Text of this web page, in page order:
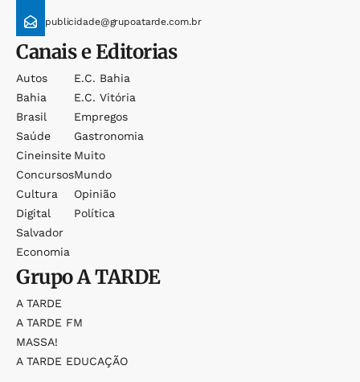
publicidade@grupoatarde.com.br
Canais e Editorias
Autos
Bahia
Brasil
Saúde
Cineinsite
Concursos
Cultura
Digital
Salvador
Economia
E.c. Bahia
E.c. Vitória
Empregos
Gastronomia
Muito
Mundo
Opinião
Política
GrupoA TARDE
A TARDE
A TARDE FM
MASSA!
A TARDE EDUCAÇÃO